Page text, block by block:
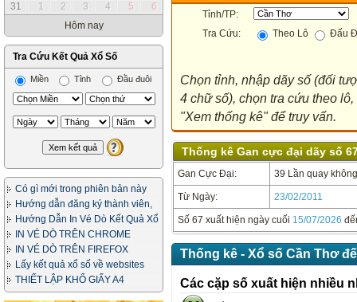
31
1 2 3 4 5
6
Hôm nay
Tra Cứu Kết Quả Xổ Số
Miền Tỉnh Đầu đuôi
Có gì mới trong phiên bản này
Hướng dẫn đăng ký thành viên,
in vé dò
Hướng Dẫn In Vé Dò Kết Quả Xổ
SốIN VÉ DÒ TRÊN CHROME
IN VÉ DÒ TRÊN FIREFOX
Lấy kết quả xổ số về websites
của bạn
THIẾT LẬP KHỔ GIẤY A4
Tỉnh/TP:
Tra Cứu:
Theo Lô Đấu
Chọn tỉnh, nhập dãy số (đối
4 chữ số), chọn tra cứu theo
"Xem thống kê" để truy vấn.
Thống kê Gan cực đại dãy số
Gan Cực Đại: 39 Lần quay
Từ Ngày: 23/02/2011
Số 67 xuất hiện ngày cuối 15/07/2026
Thống kê - Xổ số Cần Thơ
Các cặp số xuất hiện nhiều